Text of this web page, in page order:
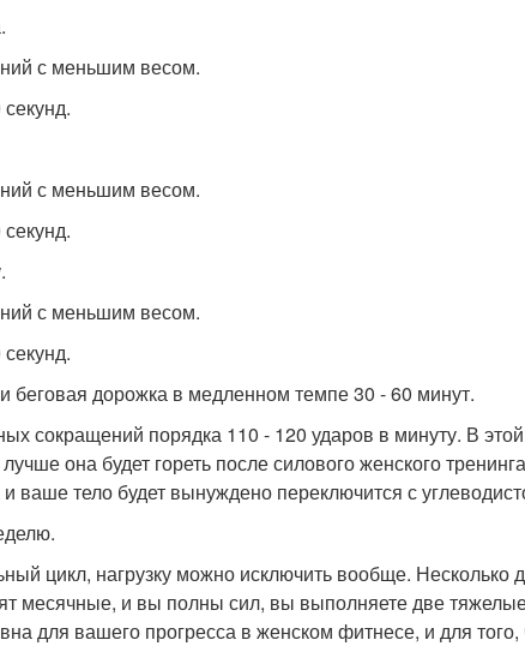
с меньшим весом.
с меньшим весом.
с меньшим весом.
беговая дорожка в медленном темпе 30 - 60 минут.
сокращений порядка 110 - 120 ударов в минуту. В
она будет гореть после силового женского
ваше тело будет вынуждено переключится с
цикл, нагрузку можно исключить вообще. Несколько
месячные, и вы полны сил, вы выполняете две
для вашего прогресса в женском фитнесе, и для